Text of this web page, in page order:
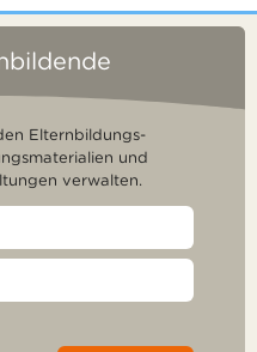
Elternbildungs-
und
verwalten.